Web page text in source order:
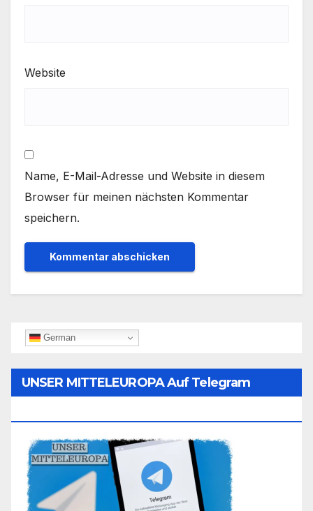
Website
Name, E-Mail-Adresse und Website in diesem
Browser für meinen nächsten Kommentar
speichern.
German
UNSER MITTELEUROPA Auf Telegram